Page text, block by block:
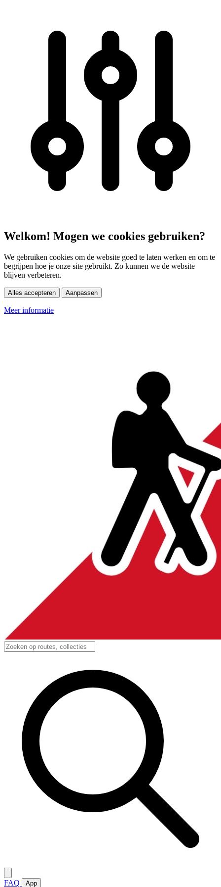
Welkom! Mogen we cookies gebruiken?
We gebruiken cookies om de website goed te laten werken en om te
begrijpen hoe je onze site gebruikt. Zo kunnen we de website
blijven verbeteren.
Alles accepteren Aanpassen
Meer informatie
FAQ App